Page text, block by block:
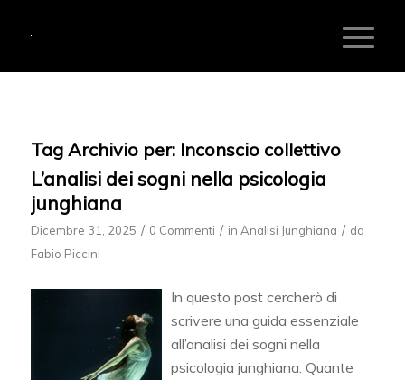
Tag Archivio per: Inconscio collettivo
L’analisi dei sogni nella psicologia
junghiana
Dicembre 31, 2025 / 0 Commenti / in Analisi Junghiana / da
Fabio Piccini
In questo post cercherò di
scrivere una guida essenziale
all’analisi dei sogni nella
psicologia junghiana. Quante